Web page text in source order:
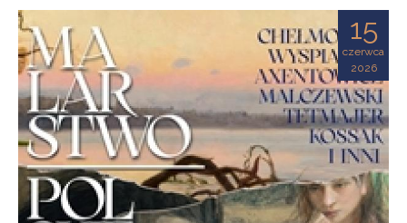
Ziemi
Tarnowskiej
15
czerwca
2026